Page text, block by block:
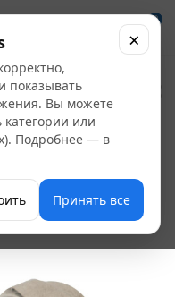
0
показывать
Вы можете
категории или
Подробнее — в
Принять все
×